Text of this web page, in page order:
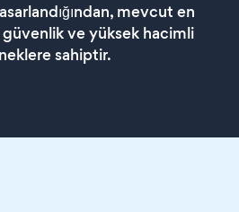
mevcut en
ve yüksek hacimli
sahiptir.